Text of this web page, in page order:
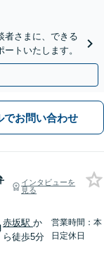
者さまに、できる
トいたします。
でお問い合わせ
インタビューを
見る
赤坂駅 か
ら徒歩5分
営業時間：本
日定休日